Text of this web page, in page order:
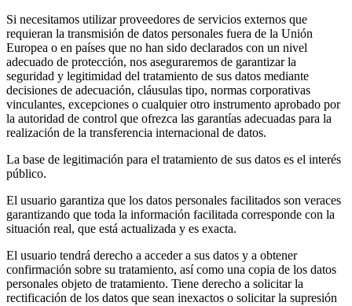
Si necesitamos utilizar proveedores de servicios externos que
requieran la transmisión de datos personales fuera de la Unión
Europea o en países que no han sido declarados con un nivel
adecuado de protección, nos aseguraremos de garantizar la
seguridad y legitimidad del tratamiento de sus datos mediante
decisiones de adecuación, cláusulas tipo, normas corporativas
vinculantes, excepciones o cualquier otro instrumento aprobado por
la autoridad de control que ofrezca las garantías adecuadas para la
realización de la transferencia internacional de datos.
La base de legitimación para el tratamiento de sus datos es el interés
público.
El usuario garantiza que los datos personales facilitados son veraces
garantizando que toda la información facilitada corresponde con la
situación real, que está actualizada y es exacta.
El usuario tendrá derecho a acceder a sus datos y a obtener
confirmación sobre su tratamiento, así como una copia de los datos
personales objeto de tratamiento. Tiene derecho a solicitar la
rectificación de los datos que sean inexactos o solicitar la supresión